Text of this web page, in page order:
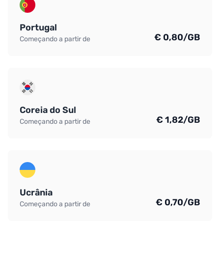
Portugal
Começando a partir de € 0,80/GB
Coreia do Sul
Começando a partir de € 1,82/GB
Ucrânia
Começando a partir de € 0,70/GB